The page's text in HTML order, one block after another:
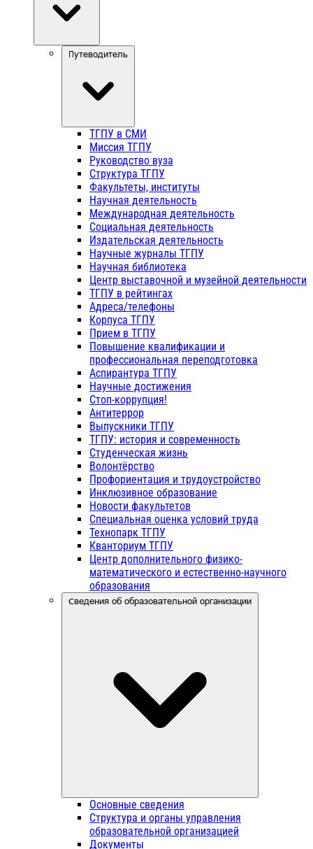
Путеводитель
ТГПУ в СМИ
Миссия ТГПУ
Руководство вуза
Структура ТГПУ
Факультеты, институты
Научная деятельность
Международная деятельность
Социальная деятельность
Издательская деятельность
Научные журналы ТГПУ
Научная библиотека
Центр выставочной и музейной деятельности
ТГПУ в рейтингах
Адреса/телефоны
Корпуса ТГПУ
Прием в ТГПУ
Повышение квалификации и
профессиональная переподготовка
Аспирантура ТГПУ
Научные достижения
Стоп-коррупция!
Антитеррор
Выпускники ТГПУ
ТГПУ: история и современность
Студенческая жизнь
Волонтёрство
Профориентация и трудоустройство
Инклюзивное образование
Новости факультетов
Специальная оценка условий труда
Технопарк ТГПУ
Кванториум ТГПУ
Центр дополнительного физико-
математического и естественно-научного
образования
Сведения об образовательной организации
Основные сведения
Структура и органы управления
образовательной организацией
Документы